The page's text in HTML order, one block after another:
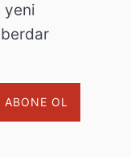
yeni
ABONE OL